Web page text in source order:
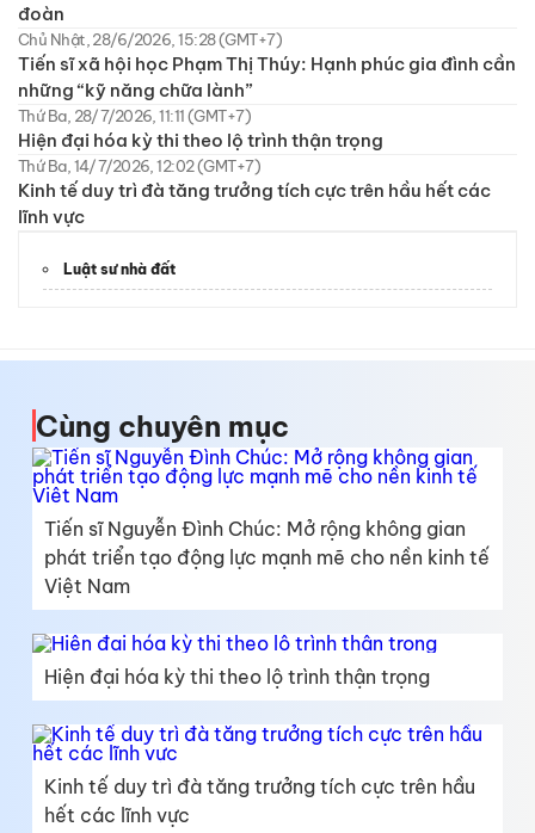
đoàn
Chủ Nhật, 28/6/2026, 15:28 (GMT+7)
Tiến sĩ xã hội học Phạm Thị Thúy: Hạnh phúc gia đình cần
những “kỹ năng chữa lành”
Thứ Ba, 28/7/2026, 11:11 (GMT+7)
Hiện đại hóa kỳ thi theo lộ trình thận trọng
Thứ Ba, 14/7/2026, 12:02 (GMT+7)
Kinh tế duy trì đà tăng trưởng tích cực trên hầu hết các
lĩnh vực
Luật sư nhà đất
Cùng chuyên mục
Tiến sĩ Nguyễn Đình Chúc: Mở rộng không gian
phát triển tạo động lực mạnh mẽ cho nền kinh tế
Việt Nam
Hiện đại hóa kỳ thi theo lộ trình thận trọng
Kinh tế duy trì đà tăng trưởng tích cực trên hầu
hết các lĩnh vực